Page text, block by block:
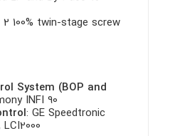
100% twin-stage screw
System (BOP and
INFI 90
: GE Speedtronic